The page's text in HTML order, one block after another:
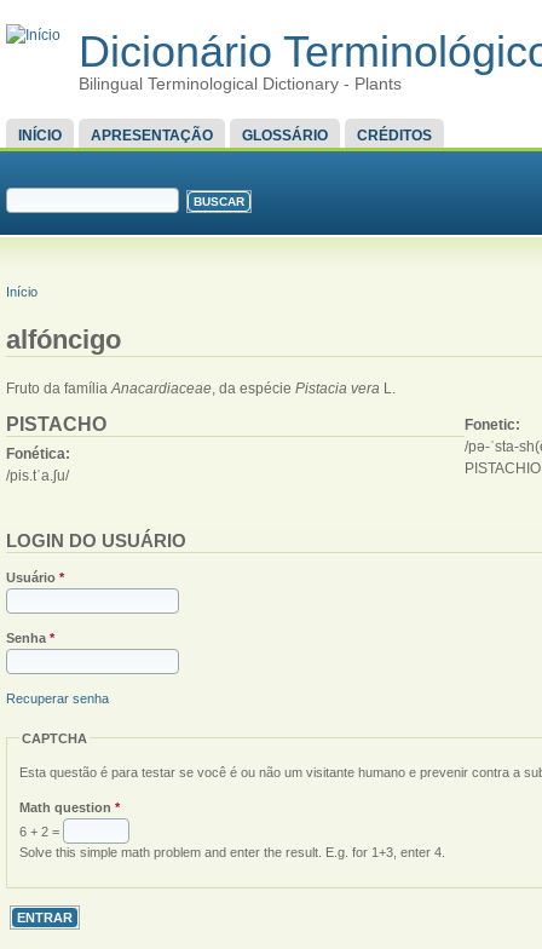
Dicionário
Bilingual Terminological Dictionary - Plants
MENU PRINCIPAL
INÍCIO APRESENTAÇÃO GLOSSÁRIO CRÉDITOS
FORMULÁRIO DE BUSCA
VOCÊ ESTÁ AQUI
Início
alfóncigo
Fruto da família Anacardiaceae , da espécie Pistacia vera L.
PISTACHO
Fonética:
/pis.tˈa.ʃu/
Fonetic:
/pə-ˈsta-
PISTACHIO
LOGIN DO USUÁRIO
Usuário *
Senha *
Recuperar senha
CAPTCHA
Esta questão é para testar se você é ou não um visitante humano e prevenir contra a
Math question *
6 + 2 =
Solve this simple math problem and enter the result. E.g. for 1+3, enter 4.